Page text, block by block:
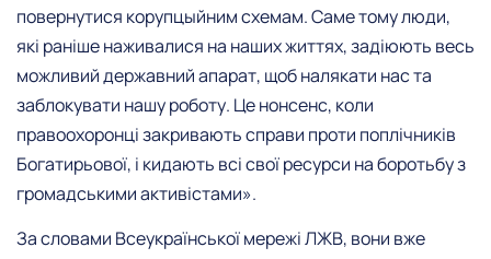
повернутися корупцыйним схемам. Саме тому люди,
які раніше наживалися на наших життях, задіюють весь
можливий державний апарат, щоб налякати нас та
заблокувати нашу роботу. Це нонсенс, коли
правоохоронці закривають справи проти поплічників
Богатирьової, і кидають всі свої ресурси на боротьбу з
громадськими активістами».
За словами Всеукраїнської мережі ЛЖВ, вони вже